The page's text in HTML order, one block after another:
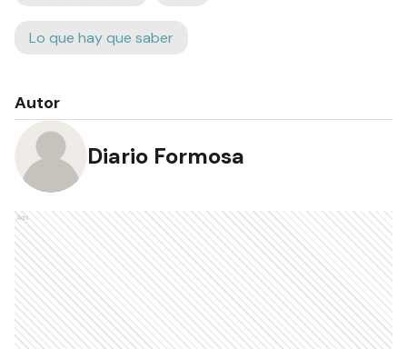
Lo que hay que saber
Autor
Diario Formosa
Ads